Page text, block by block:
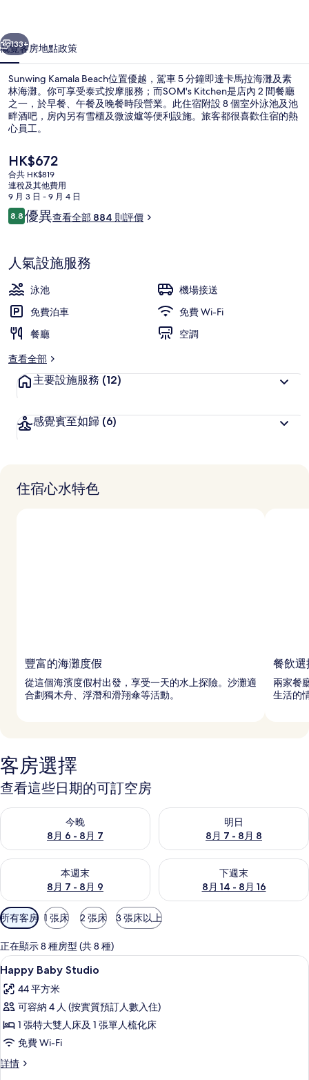
個 下一個
133+
概覽客房地點政策
Sunwing Kamala Beach位置優越，駕車 5 分鐘即達卡馬拉海灘及素
林海灘。你可享受泰式按摩服務；而SOM's Kitchen是店內 2 間餐廳
之一，於早餐、午餐及晚餐時段營業。此住宿附設 8 個室外泳池及池
畔酒吧，房內另有雪櫃及微波爐等便利設施。旅客都很喜歡住宿的熱
心員工。
現
價
HK$672
HK$672
合共 HK$819
連稅及其他費用
9 月 3 日 - 9 月 4 日
評
價
8.88.8 分，滿分 10 分，
優異查看全部 884 則評價
人氣設施服務
泳池
機場接送
免費泊車
免費 Wi-Fi
餐廳
空調
查看全部
主要設施服務 (12)
感覺賓至如歸 (6)
住宿心水特色
豐富的海灘度假
從這個海濱度假村出發，享受一天的水上探險。沙灘適
合劃獨木舟、浮潛和滑翔傘等活動。
餐飲選
兩家餐
生活的
客房選擇
查看這些日期的可訂空房
今晚
8月 6 - 8月 7
查看今晚 8月 6 - 8月 7的可訂空房
明日
8月 7 - 8月 8
查看明日 8月 7 - 8月 8的可訂
本週末
8月 7 - 8月 9
查看本週末 8月 7 - 8月 9的可訂空房
下週末
8月 14 - 8月 16
查看下週末 8月 14 - 8月 16的
可
用
嘅
客
房
篩
選
條
所有客房 1 張床 2 張床 3 張床以上
正在顯示 8 種房型 (共 8 種)
載
入
所
有
Happy
Baby
Studio
Happy Baby Studio | 高級寢具、特厚
10
Happy Baby Studio
44 平方米
可容納 4 人 (按實質預訂人數入住)
1 張特大雙人床及 1 張單人梳化床
免費 Wi-Fi
詳情
Happy